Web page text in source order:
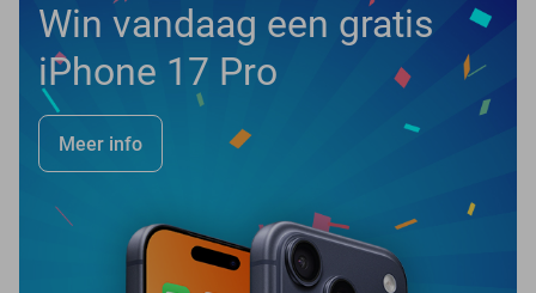
Win vandaag een gratis
iPhone 17 Pro
Meer info